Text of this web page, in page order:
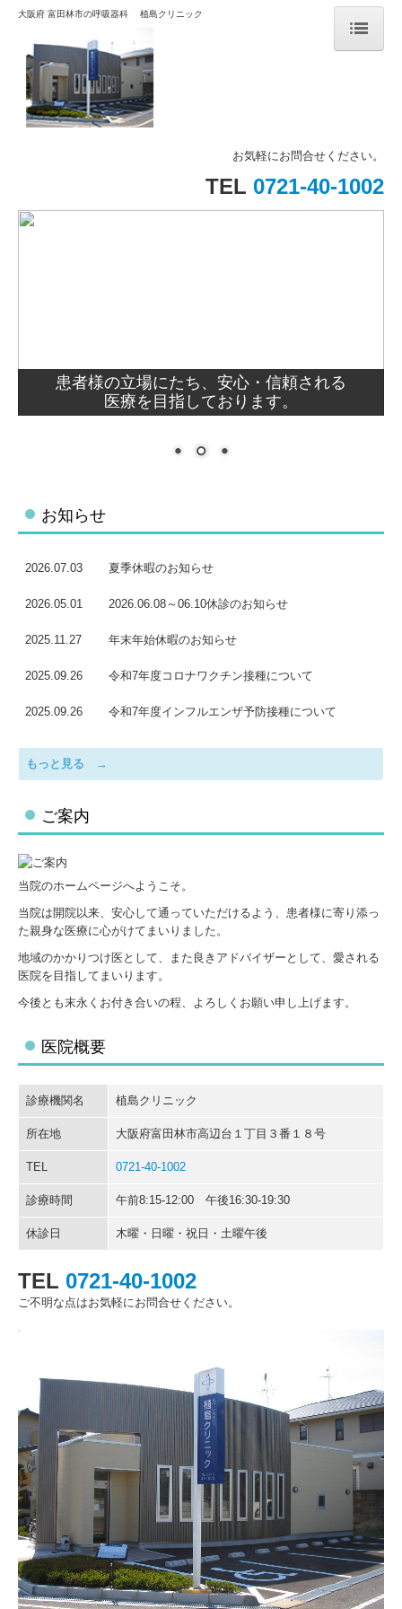
トップページ
お知らせ
大阪府 富田林市の呼吸器科 植島クリニック
お気軽にお問合せください。
TEL 0721-40-1002
患者様の立場にたち、安心・信頼される
医療を目指しております。
お知らせ
2026.07.03
2026.05.01
2025.11.27
2025.09.26
2025.09.26
夏季休暇のお知らせ
2026.06.08～06.10休診のお知らせ
年末年始休暇のお知らせ
令和7年度コロナワクチン接種について
令和7年度インフルエンザ予防接種について
もっと見る →
ご案内
当院のホームページへようこそ。
当院は開院以来、安心して通っていただけるよう、患者様に寄り添っ
た親身な医療に心がけてまいりました。
地域のかかりつけ医として、また良きアドバイザーとして、愛される
医院を目指してまいります。
今後とも末永くお付き合いの程、よろしくお願い申し上げます。
医院概要
診療機関名 植島クリニック
所在地 大阪府富田林市高辺台１丁目３番１８号
TEL 0721-40-1002
診療時間 午前8:15-12:00 午後16:30-19:30
休診日 木曜・日曜・祝日・土曜午後
TEL 0721-40-1002
ご不明な点はお気軽にお問合せください。